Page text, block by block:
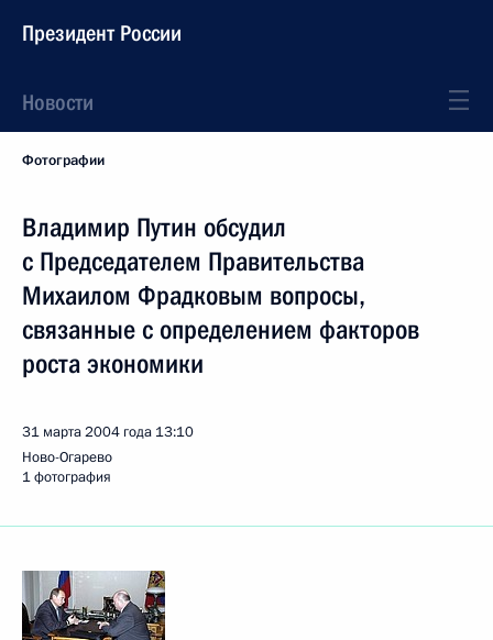
Президент России
Новости
Фотографии
Владимир Путин обсудил
с Председателем Правительства
Михаилом Фрадковым вопросы,
связанные с определением факторов
роста экономики
31 марта 2004 года 13:10
Ново-Огарево
1 фотография